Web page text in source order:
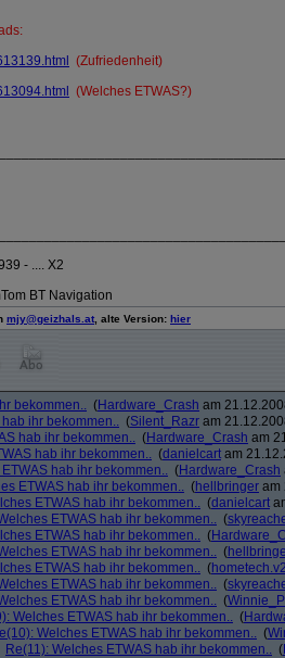
(Zufriedenheit)
(Welches ETWAS?)
- .... X2
BT Navigation
mjy@geizhals.at , alte Version: hier
bekommen.. (Hardware_Crash am
ihr bekommen.. (Silent_Razr am
hab ihr bekommen.. (Hardware_Crash am
hab ihr bekommen.. (danielcart am
hab ihr bekommen.. (Hardware_Crash
ETWAS hab ihr bekommen.. (hellbringer am
ETWAS hab ihr bekommen.. (danielcart
ETWAS hab ihr bekommen.. (
ETWAS hab ihr bekommen.. (
ETWAS hab ihr bekommen.. (
ETWAS hab ihr bekommen.. (
ETWAS hab ihr bekommen.. (
ETWAS hab ihr bekommen.. (
Welches ETWAS hab ihr bekommen.. (
Welches ETWAS hab ihr bekommen.. (
Re(11): Welches ETWAS hab ihr bekommen.. (